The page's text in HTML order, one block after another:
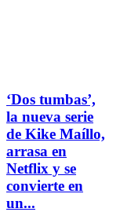
‘Dos tumbas’,
la nueva serie
de Kike Maíllo,
arrasa en
Netflix y se
convierte en
un...